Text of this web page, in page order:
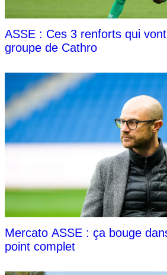
ASSE : Ces 3 renforts qui
groupe de Cathro
Mercato ASSE : ça bouge
point complet